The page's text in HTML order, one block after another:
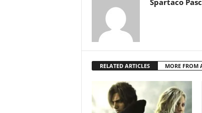
Spartaco
RELATED ARTICLES MORE FROM